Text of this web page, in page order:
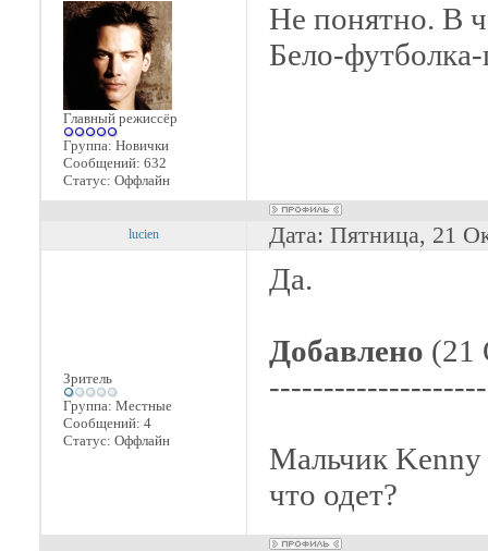
Главный режиссёр
Группа: Новички
Сообщений: 632
Статус: Оффлайн
Не понятно. В
Бело-
lucien Дата: Пятница, 21
Зритель
Группа: Местные
Сообщений: 4
Статус: Оффлайн
Да.
Добавлено (21
Мальчик Kenny
что одет?